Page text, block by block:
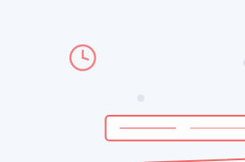
Cette phase de test de 5 à 10 jours évite
Étape 4 - Déployer puis